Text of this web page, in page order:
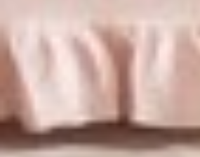
Wyposażenie pokoju powinno być
dziecka, aby ułatwić mu prawidłowy
jego zmiennych potrzeb. W pokoju
odgrywa kolor ścian, a wszelkie mebelki